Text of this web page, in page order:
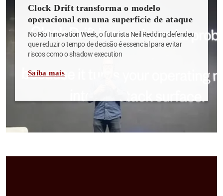
Clock Drift transforma o modelo
operacional em uma superfície de ataque
No Rio Innovation Week, o futurista Neil Redding defendeu
que reduzir o tempo de decisão é essencial para evitar
riscos como o shadow execution
Saiba mais